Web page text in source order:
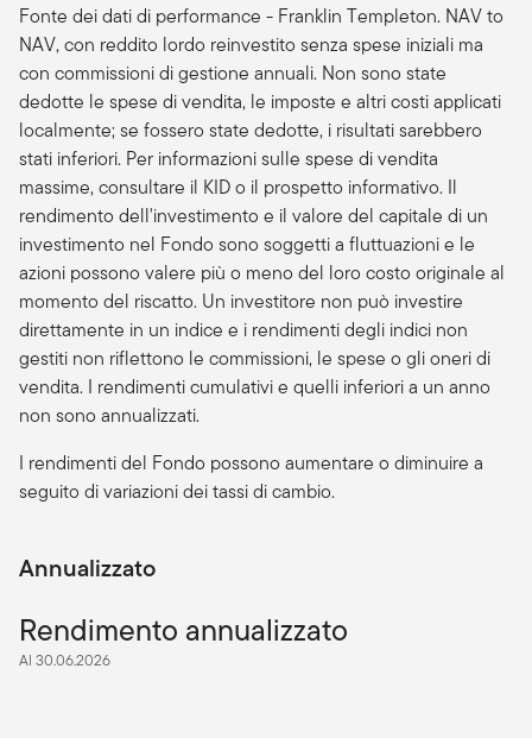
Fonte dei dati di performance - Franklin Templeton. NAV to
NAV, con reddito lordo reinvestito senza spese iniziali ma
con commissioni di gestione annuali. Non sono state
dedotte le spese di vendita, le imposte e altri costi applicati
localmente; se fossero state dedotte, i risultati sarebbero
stati inferiori. Per informazioni sulle spese di vendita
massime, consultare il KID o il prospetto informativo. Il
rendimento dell'investimento e il valore del capitale di un
investimento nel Fondo sono soggetti a fluttuazioni e le
azioni possono valere più o meno del loro costo originale al
momento del riscatto. Un investitore non può investire
direttamente in un indice e i rendimenti degli indici non
gestiti non riflettono le commissioni, le spese o gli oneri di
vendita. I rendimenti cumulativi e quelli inferiori a un anno
non sono annualizzati.
I rendimenti del Fondo possono aumentare o diminuire a
seguito di variazioni dei tassi di cambio.
Annualizzato
Rendimento annualizzato
Al 30.06.2026